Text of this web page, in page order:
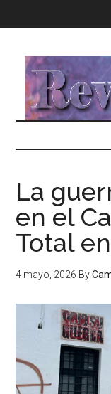
La
en el
Total
4 mayo, 2026 By